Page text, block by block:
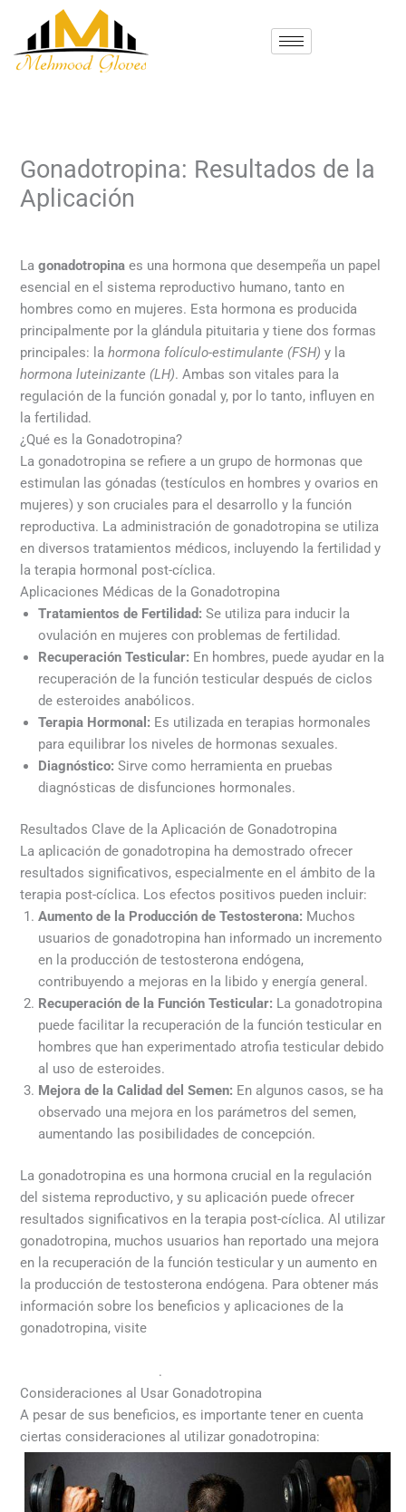
content
Gonadotropina: Resultados de la
Aplicación
Lagonadotropina es una hormona que desempeña un papel
esencial en el sistema reproductivo humano, tanto en
hombres como en mujeres. Esta hormona es producida
principalmente por la glándula pituitaria y tiene dos formas
principales: lahormona folículo-estimulante (FSH) y la
hormona luteinizante (LH). Ambas son vitales para la
regulación de la función gonadal y, por lo tanto, influyen en
la fertilidad.
¿Qué es la Gonadotropina?
La gonadotropina se refiere a un grupo de hormonas que
estimulan las gónadas (testículos en hombres y ovarios en
mujeres) y son cruciales para el desarrollo y la función
reproductiva. La administración de gonadotropina se utiliza
en diversos tratamientos médicos, incluyendo la fertilidad y
la terapia hormonal post-cíclica.
Aplicaciones Médicas de la Gonadotropina
Tratamientos de Fertilidad: Se utiliza para inducir la
ovulación en mujeres con problemas de fertilidad.
Recuperación Testicular: En hombres, puede ayudar en la
recuperación de la función testicular después de ciclos
de esteroides anabólicos.
Terapia Hormonal: Es utilizada en terapias hormonales
para equilibrar los niveles de hormonas sexuales.
Diagnóstico: Sirve como herramienta en pruebas
diagnósticas de disfunciones hormonales.
Resultados Clave de la Aplicación de Gonadotropina
La aplicación de gonadotropina ha demostrado ofrecer
resultados significativos, especialmente en el ámbito de la
terapia post-cíclica. Los efectos positivos pueden incluir:
Aumento de la Producción de Testosterona: Muchos
usuarios de gonadotropina han informado un incremento
en la producción de testosterona endógena,
contribuyendo a mejoras en la libido y energía general.
Recuperación de la Función Testicular: La gonadotropina
puede facilitar la recuperación de la función testicular en
hombres que han experimentado atrofia testicular debido
al uso de esteroides.
Mejora de la Calidad del Semen: En algunos casos, se ha
observado una mejora en los parámetros del semen,
aumentando las posibilidades de concepción.
La gonadotropina es una hormona crucial en la regulación
del sistema reproductivo, y su aplicación puede ofrecer
resultados significativos en la terapia post-cíclica. Al utilizar
gonadotropina, muchos usuarios han reportado una mejora
en la recuperación de la función testicular y un aumento en
la producción de testosterona endógena. Para obtener más
información sobre los beneficios y aplicaciones de la
gonadotropina, visite
.
Consideraciones al Usar Gonadotropina
A pesar de sus beneficios, es importante tener en cuenta
ciertas consideraciones al utilizar gonadotropina: